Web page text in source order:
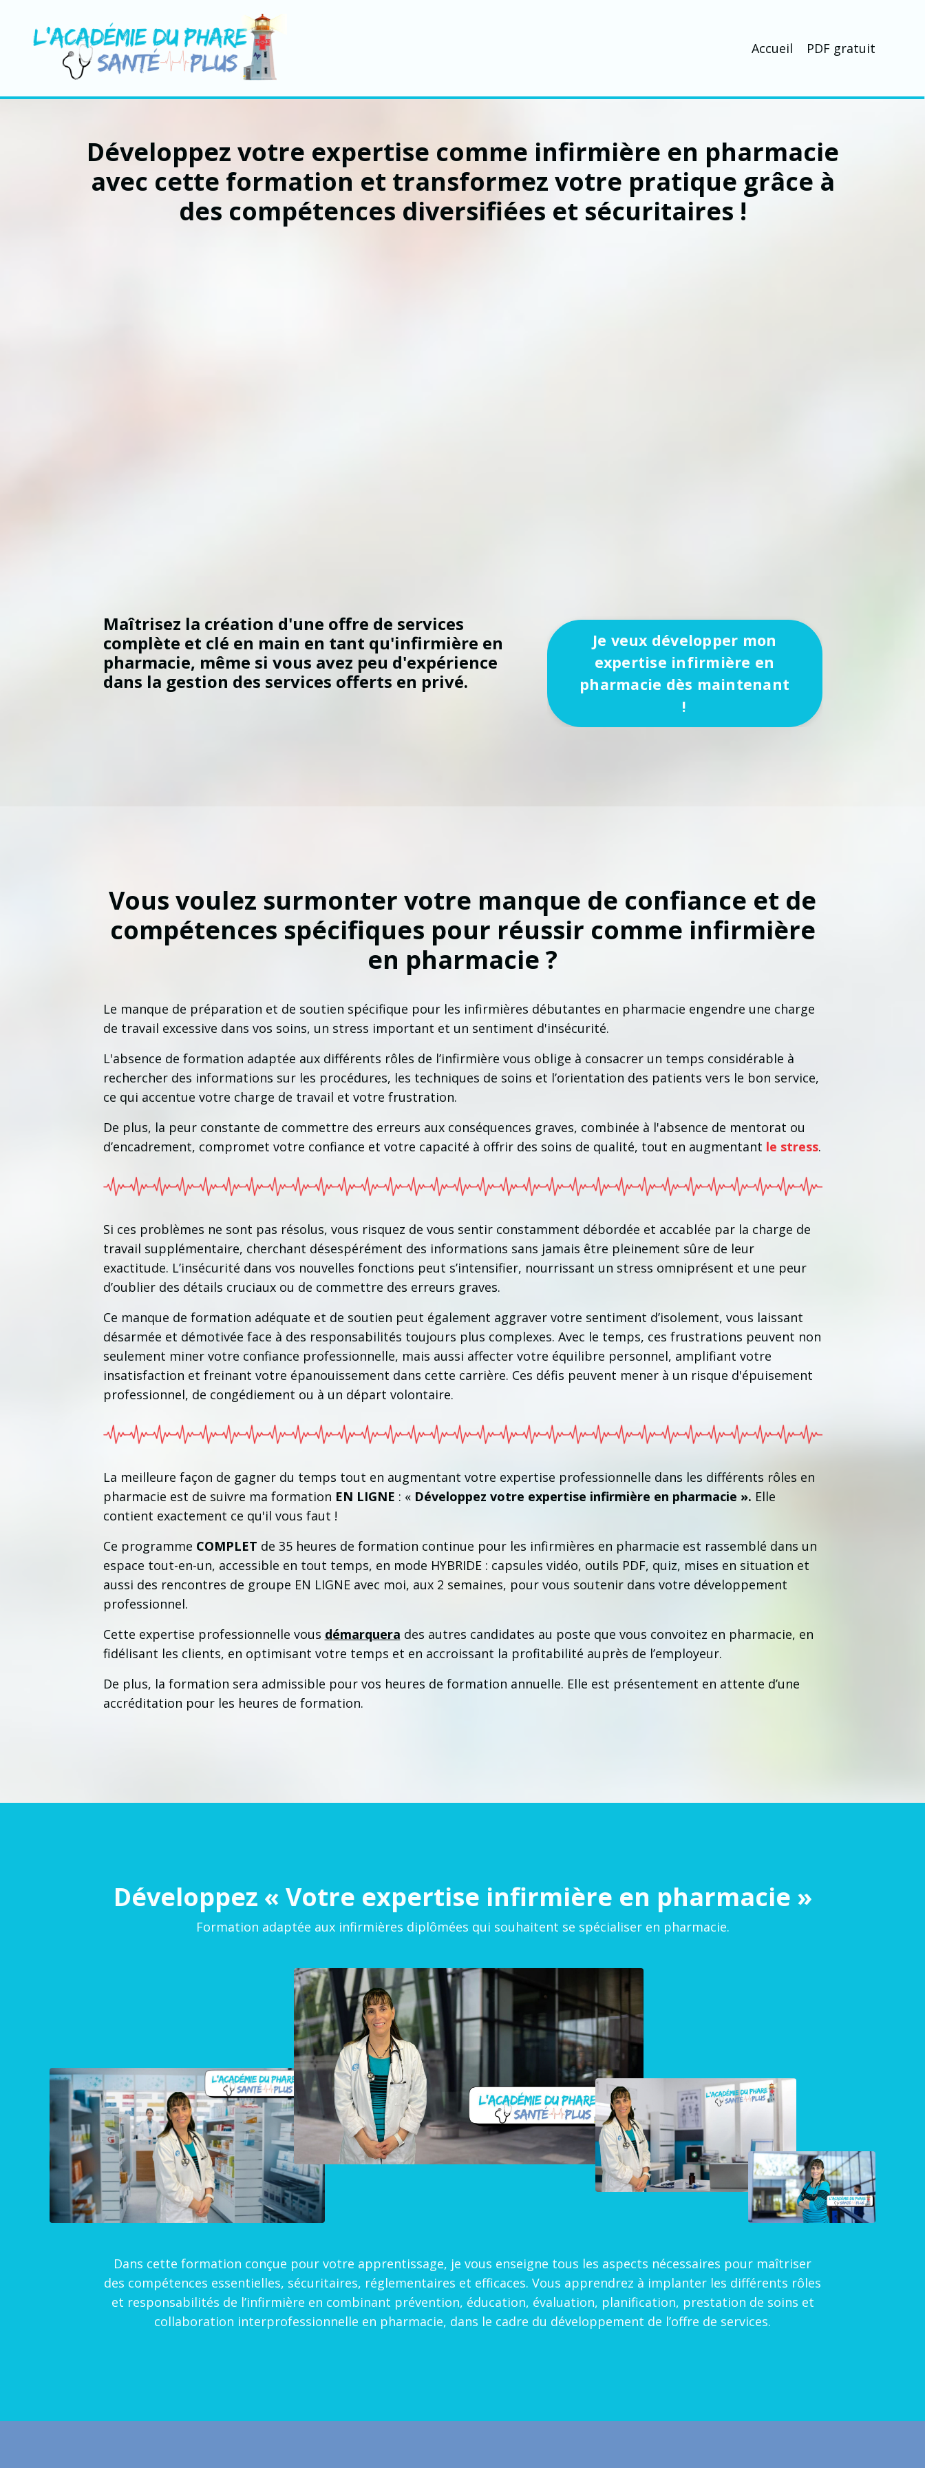
Accueil PDF gratuit
Développez votre expertise comme infirmière en pharmacie
avec cette formation et transformez votre pratique grâce à
des compétences diversifiées et sécuritaires !
Maîtrisez la création d'une offre de services
complète et clé en main en tant qu'infirmière en
pharmacie, même si vous avez peu d'expérience
dans la gestion des services offerts en privé.
Je veux développer mon
expertise infirmière en
pharmacie dès maintenant
!
Vous voulez surmonter votre manque de confiance et de
compétences spécifiques pour réussir comme infirmière
en pharmacie ?
Le manque de préparation et de soutien spécifique pour les infirmières débutantes en pharmacie engendre une charge
de travail excessive dans vos soins, un stress important et un sentiment d'insécurité.
L'absence de formation adaptée aux différents rôles de l’infirmière vous oblige à consacrer un temps considérable à
rechercher des informations sur les procédures, les techniques de soins et l’orientation des patients vers le bon service,
ce qui accentue votre charge de travail et votre frustration.
De plus, la peur constante de commettre des erreurs aux conséquences graves, combinée à l'absence de mentorat ou
d’encadrement, compromet votre confiance et votre capacité à offrir des soins de qualité, tout en augmentant le stress.
Si ces problèmes ne sont pas résolus, vous risquez de vous sentir constamment débordée et accablée par la charge de
travail supplémentaire, cherchant désespérément des informations sans jamais être pleinement sûre de leur
exactitude. L’insécurité dans vos nouvelles fonctions peut s’intensifier, nourrissant un stress omniprésent et une peur
d’oublier des détails cruciaux ou de commettre des erreurs graves.
Ce manque de formation adéquate et de soutien peut également aggraver votre sentiment d’isolement, vous laissant
désarmée et démotivée face à des responsabilités toujours plus complexes. Avec le temps, ces frustrations peuvent non
seulement miner votre confiance professionnelle, mais aussi affecter votre équilibre personnel, amplifiant votre
insatisfaction et freinant votre épanouissement dans cette carrière. Ces défis peuvent mener à un risque d'épuisement
professionnel, de congédiement ou à un départ volontaire.
La meilleure façon de gagner du temps tout en augmentant votre expertise professionnelle dans les différents rôles en
pharmacie est de suivre ma formation EN LIGNE : « Développez votre expertise infirmière en pharmacie ». Elle
contient exactement ce qu'il vous faut !
Ce programme COMPLET de 35 heures de formation continue pour les infirmières en pharmacie est rassemblé dans un
espace tout-en-un, accessible en tout temps, en mode HYBRIDE : capsules vidéo, outils PDF, quiz, mises en situation et
aussi des rencontres de groupe EN LIGNE avec moi, aux 2 semaines, pour vous soutenir dans votre développement
professionnel.
Cette expertise professionnelle vous démarquera des autres candidates au poste que vous convoitez en pharmacie, en
fidélisant les clients, en optimisant votre temps et en accroissant la profitabilité auprès de l’employeur.
De plus, la formation sera admissible pour vos heures de formation annuelle. Elle est présentement en attente d’une
accréditation pour les heures de formation.
Développez « Votre expertise infirmière en pharmacie »
Formation adaptée aux infirmières diplômées qui souhaitent se spécialiser en pharmacie.
Dans cette formation conçue pour votre apprentissage, je vous enseigne tous les aspects nécessaires pour maîtriser
des compétences essentielles, sécuritaires, réglementaires et efficaces. Vous apprendrez à implanter les différents rôles
et responsabilités de l’infirmière en combinant prévention, éducation, évaluation, planification, prestation de soins et
collaboration interprofessionnelle en pharmacie, dans le cadre du développement de l’offre de services.